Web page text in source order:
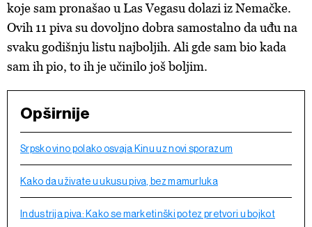
koje sam pronašao u Las Vegasu dolazi iz Nemačke.
Ovih 11 piva su dovoljno dobra samostalno da uđu na
svaku godišnju listu najboljih. Ali gde sam bio kada
sam ih pio, to ih je učinilo još boljim.
Opširnije
Srpsko vino polako osvaja Kinu uz novi sporazum
Kako da uživate u ukusu piva, bez mamurluka
Industrija piva: Kako se marketinški potez pretvori u bojkot